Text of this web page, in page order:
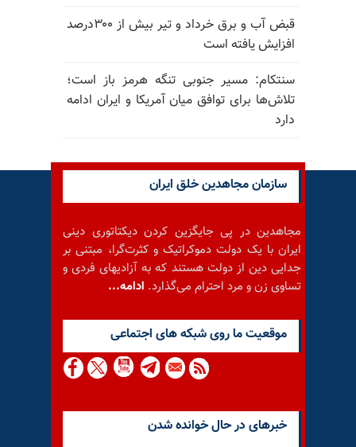
قبض آب و برق خرداد و تیر بیش از ۳۰۰درصد
افزایش یافته است
سنتکام: مسیر جنوبی تنگه هرمز باز است؛
تلاش‌ها برای توافق میان آمریکا و ایران ادامه
دارد
سازمان مجاهدین خلق ایران
مجاهدین در پی جایگزین کردن دیکتاتوری دینی
ایران با یک دولت دموکراتیک و کثرت‌گرا، مبتنی بر
جدایی دین از دولت هستند که به آزادیهای فردی و
تساوی زن و مرد احترام می‌گذارد. ادامه...
موقعيت ما روى شبكه هاى اجتماعى
خبرهای در حال خوانده شدن